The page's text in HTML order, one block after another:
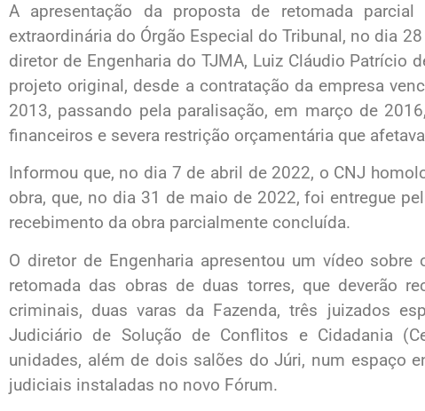
A apresentação da proposta de retomada
extraordinária do Órgão Especial do Tribunal, no dia
diretor de Engenharia do TJMA, Luiz Cláudio Patrício
projeto original, desde a contratação da empresa
2013, passando pela paralisação, em março de
financeiros e severa restrição orçamentária que
Informou que, no dia 7 de abril de 2022, o CNJ
obra, que, no dia 31 de maio de 2022, foi entregue
recebimento da obra parcialmente concluída.
O diretor de Engenharia apresentou um vídeo
retomada das obras de duas torres, que deverão
criminais, duas varas da Fazenda, três juizados
Judiciário de Solução de Conflitos e Cidadania
unidades, além de dois salões do Júri, num espaço
judiciais instaladas no novo Fórum.